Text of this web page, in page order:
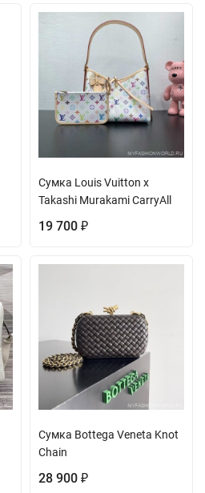
Сумка Louis Vuitton x
Takashi Murakami CarryAll
19 700 ₽
Сумка Bottega Veneta Knot
Chain
28 900 ₽